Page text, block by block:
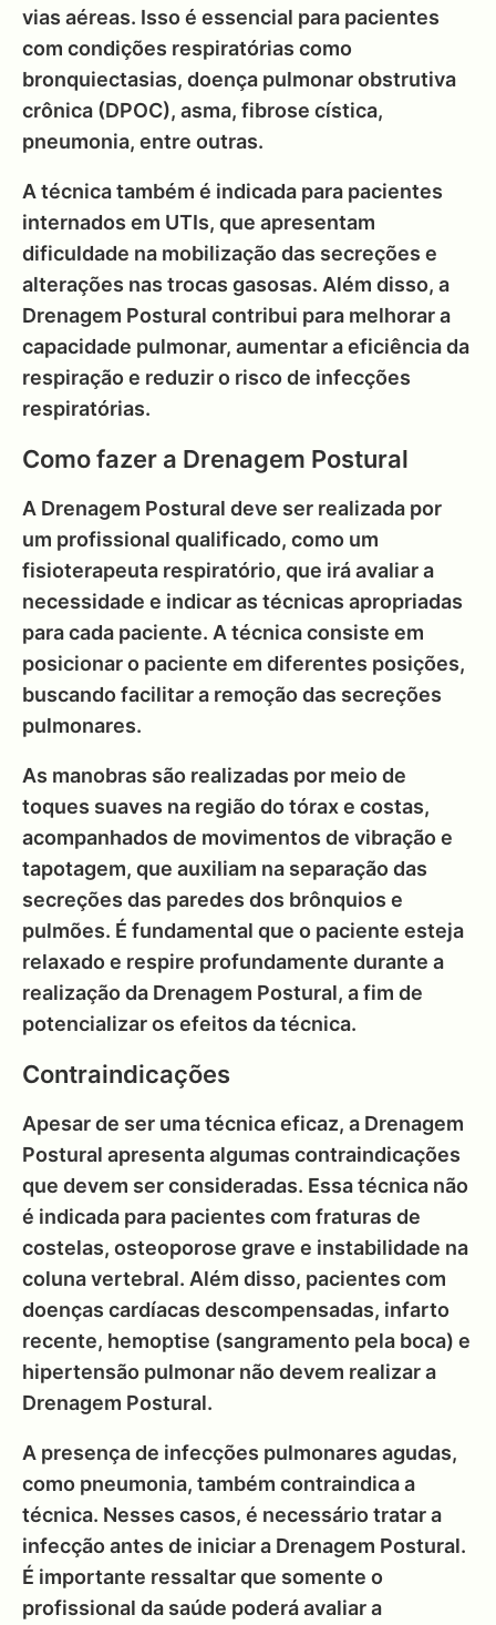
vias aéreas. Isso é essencial para pacientes
com condições respiratórias como
bronquiectasias, doença pulmonar obstrutiva
crônica (DPOC), asma, fibrose cística,
pneumonia, entre outras.
A técnica também é indicada para pacientes
internados em UTIs, que apresentam
dificuldade na mobilização das secreções e
alterações nas trocas gasosas. Além disso, a
Drenagem Postural contribui para melhorar a
capacidade pulmonar, aumentar a eficiência da
respiração e reduzir o risco de infecções
respiratórias.
Como fazer a Drenagem Postural
A Drenagem Postural deve ser realizada por
um profissional qualificado, como um
fisioterapeuta respiratório, que irá avaliar a
necessidade e indicar as técnicas apropriadas
para cada paciente. A técnica consiste em
posicionar o paciente em diferentes posições,
buscando facilitar a remoção das secreções
pulmonares.
As manobras são realizadas por meio de
toques suaves na região do tórax e costas,
acompanhados de movimentos de vibração e
tapotagem, que auxiliam na separação das
secreções das paredes dos brônquios e
pulmões. É fundamental que o paciente esteja
relaxado e respire profundamente durante a
realização da Drenagem Postural, a fim de
potencializar os efeitos da técnica.
Contraindicações
Apesar de ser uma técnica eficaz, a Drenagem
Postural apresenta algumas contraindicações
que devem ser consideradas. Essa técnica não
é indicada para pacientes com fraturas de
costelas, osteoporose grave e instabilidade na
coluna vertebral. Além disso, pacientes com
doenças cardíacas descompensadas, infarto
recente, hemoptise (sangramento pela boca) e
hipertensão pulmonar não devem realizar a
Drenagem Postural.
A presença de infecções pulmonares agudas,
como pneumonia, também contraindica a
técnica. Nesses casos, é necessário tratar a
infecção antes de iniciar a Drenagem Postural.
É importante ressaltar que somente o
profissional da saúde poderá avaliar a